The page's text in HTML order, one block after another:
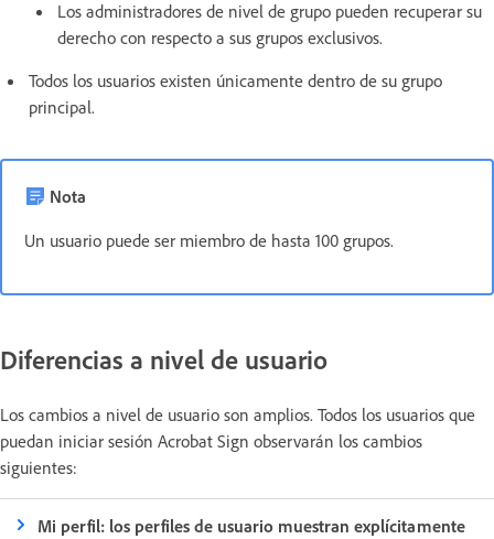
Los administradores de nivel de grupo pueden recuperar su
derecho con respecto a sus grupos exclusivos.
Todos los usuarios existen únicamente dentro de su grupo
principal.
Nota
Un usuario puede ser miembro de hasta 100 grupos.
Diferencias a nivel de usuario
Los cambios a nivel de usuario son amplios. Todos los usuarios que
puedan iniciar sesión Acrobat Sign observarán los cambios
siguientes:
Mi perfil: los perfiles de usuario muestran explícitamente